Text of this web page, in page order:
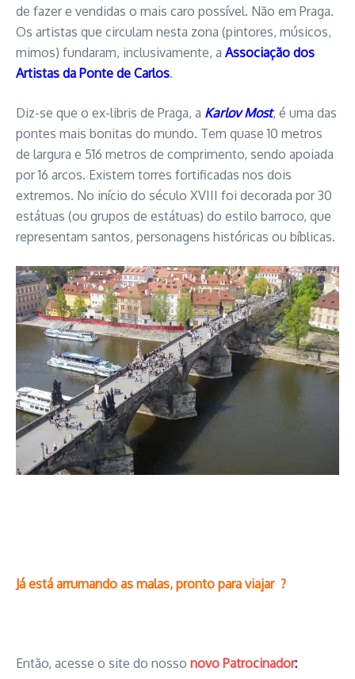
de fazer e vendidas o mais caro possível. Não em Praga.
Os artistas que circulam nesta zona (pintores, músicos,
mimos) fundaram, inclusivamente, a Associação dos
Artistas da Ponte de Carlos.
Diz-se que o ex-libris de Praga, a Karlov Most, é uma das
pontes mais bonitas do mundo. Tem quase 10 metros
de largura e 516 metros de comprimento, sendo apoiada
por 16 arcos. Existem torres fortificadas nos dois
extremos. No início do século XVIII foi decorada por 30
estátuas (ou grupos de estátuas) do estilo barroco, que
representam santos, personagens históricas ou bíblicas.
Já está arrumando as malas, pronto para viajar ?
Então, acesse o site do nosso novo Patrocinador: